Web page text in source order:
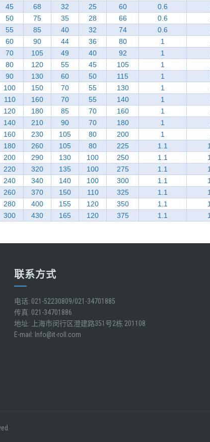
45 68 32 25 60 0.6
50 75 35 28 66 0.6
55 85 40 32 74 0.6
60 90 44 36 80 1
70 105 49 40 92 1
80 120 55 45 105 1
90 130 60 50 115 1
100 150 70 55 130 1
110 160 70 55 140 1
120 180 85 70 160 1
140 210 90 70 180 1
160 230 105 80 200 1
180 260 105 80 225 1.1
200 290 130 100 250 1.1
220 320 135 100 275 1.1
240 340 140 100 300 1.1
260 370 150 110 325 1.1
280 400 155 120 350 1.1
300 430 165 120 375 1.1
联系方式
电话: 021-52230809/021-34701885
传真: 021-34701886
地址: 上海市闵行区澄建路351号2栋 201108
E-mail: Info@it-roll.com